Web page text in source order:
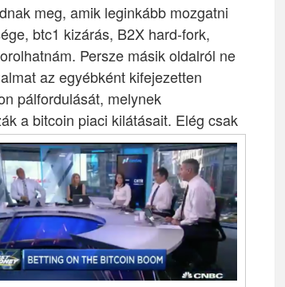
meg, amik leginkább mozgatni
btc1 kizárás, B2X hard-fork,
Persze másik oldalról ne
az egyébként kifejezetten
pálfordulását, melynek
a bitcoin piaci kilátásait. Elég csak